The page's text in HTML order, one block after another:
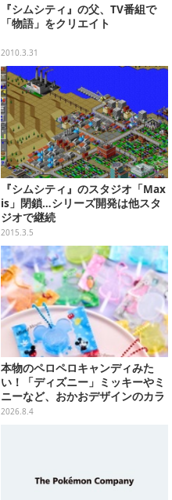
『シムシティ』の父、TV番組で
「物語」をクリエイト
2010.3.31
『シムシティ』のスタジオ「Max
is」閉鎖…シリーズ開発は他スタ
ジオで継続
2015.3.5
本物のペロペロキャンディみた
い！「ディズニー」ミッキーやミ
ニーなど、おかおデザインのカラ
フルチャーム全10種が8月31日発
2026.8.4